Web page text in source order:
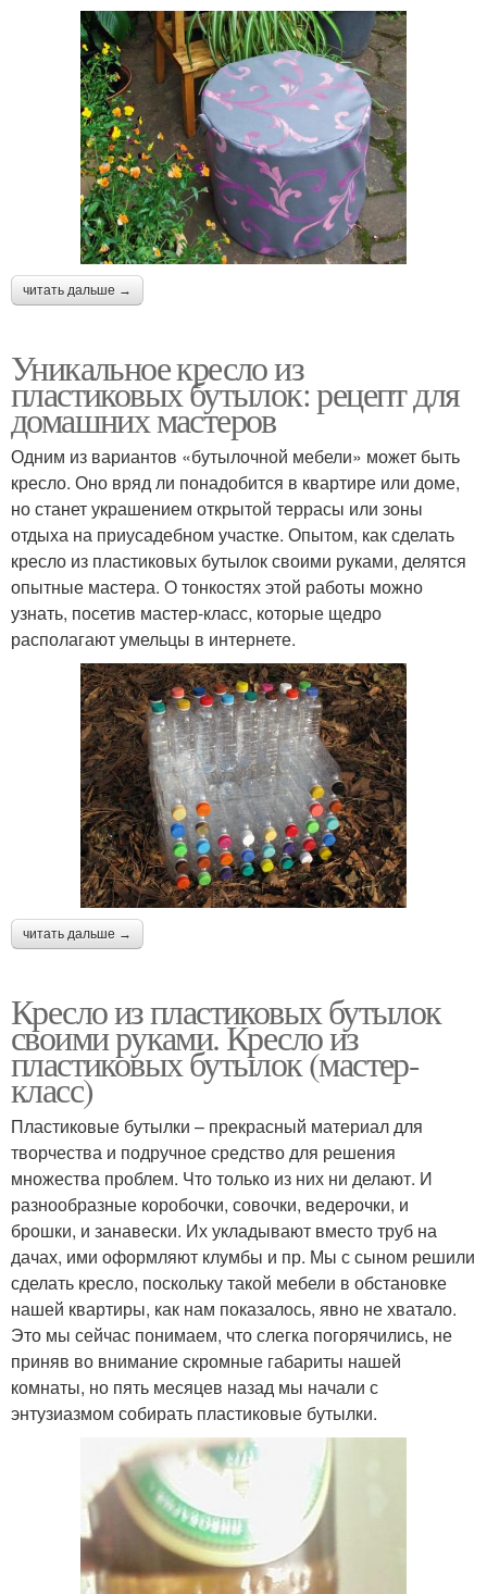
читать дальше →
Уникальное кресло из
пластиковых бутылок: рецепт для
домашних мастеров
Одним из вариантов «бутылочной мебели» может быть
кресло. Оно вряд ли понадобится в квартире или доме,
но станет украшением открытой террасы или зоны
отдыха на приусадебном участке. Опытом, как сделать
кресло из пластиковых бутылок своими руками, делятся
опытные мастера. О тонкостях этой работы можно
узнать, посетив мастер-класс, которые щедро
располагают умельцы в интернете.
читать дальше →
Кресло из пластиковых бутылок
своими руками. Кресло из
пластиковых бутылок (мастер-
класс)
Пластиковые бутылки – прекрасный материал для
творчества и подручное средство для решения
множества проблем. Что только из них ни делают. И
разнообразные коробочки, совочки, ведерочки, и
брошки, и занавески. Их укладывают вместо труб на
дачах, ими оформляют клумбы и пр. Мы с сыном решили
сделать кресло, поскольку такой мебели в обстановке
нашей квартиры, как нам показалось, явно не хватало.
Это мы сейчас понимаем, что слегка погорячились, не
приняв во внимание скромные габариты нашей
комнаты, но пять месяцев назад мы начали с
энтузиазмом собирать пластиковые бутылки.